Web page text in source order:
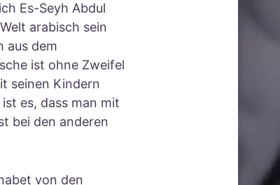
Es-Seyh Abdul
arabisch sein
aus dem
ist ohne Zweifel
seinen Kindern
es, dass man mit
bei den anderen
von den